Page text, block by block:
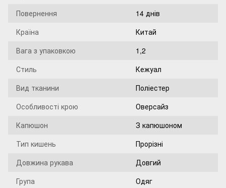
Повернення
14 днів
Країна
Китай
Вага з упаковкою
1,2
Стиль
Кежуал
Вид тканини
Поліестер
Особливості крою
Оверсайз
Капюшон
З капюшоном
Тип кишень
Прорізні
Довжина рукава
Довгий
Група
Одяг